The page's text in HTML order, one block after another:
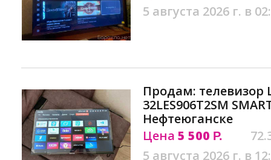
5 августа 2026 г. в
Продам: телевизор
32LES906T2SM
Нефтеюганске
Цена 5 500 Р.
5 августа 2026 г. в